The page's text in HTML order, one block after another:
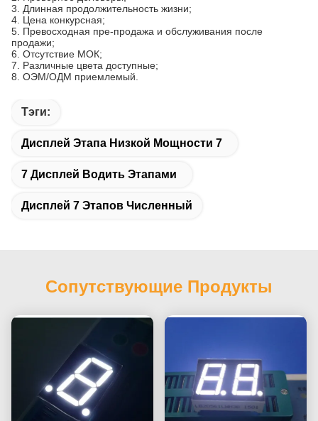
3. Длинная продолжительность жизни;
4. Цена конкурсная;
5. Превосходная пре-продажа и обслуживания после
продажи;
6. Отсутствие МОК;
7. Различные цвета доступные;
8. ОЭМ/ОДМ приемлемый.
Тэги:
Дисплей Этапа Низкой Мощности 7
7 Дисплей Водить Этапами
Дисплей 7 Этапов Численный
Сопутствующие Продукты